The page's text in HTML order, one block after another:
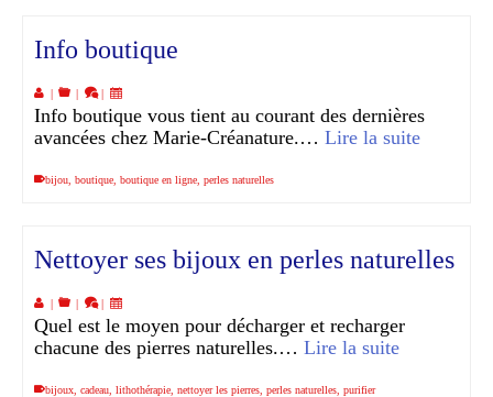
Info boutique
| | |
Info boutique vous tient au courant des dernières
avancées chez Marie-Créanature.… Lire la suite
bijou boutique boutique en ligne perles naturelles
Nettoyer ses bijoux en perles naturelles
| | |
Quel est le moyen pour décharger et recharger
chacune des pierres naturelles.… Lire la suite
bijoux cadeau lithothérapie nettoyer les pierres perles naturelles purifier